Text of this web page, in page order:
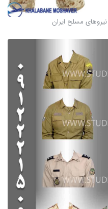
مسلح ایران